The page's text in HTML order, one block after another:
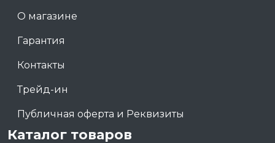
О магазине
Гарантия
Контакты
Трейд-ин
Публичная оферта и Реквизиты
Каталог товаров